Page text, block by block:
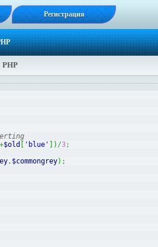
Регистрация
PHP
+$old 'blue' ) /3;
, $commongrey) ;